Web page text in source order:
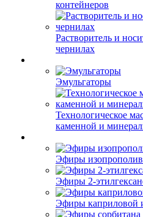
контейнеров
Растворитель и
чернилах
Эмульгаторы
Технологическое
каменной и
Эфиры
Эфиры 2-
Эфиры каприловой